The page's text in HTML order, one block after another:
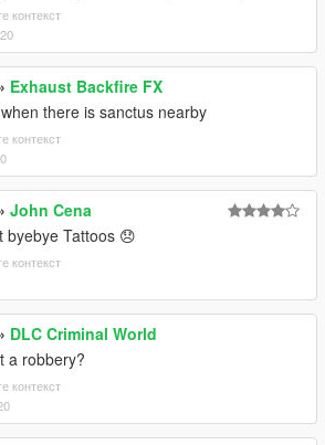
контекст
Exhaust Backfire FX
there is sanctus nearby
контекст
John Cena
byebye Tattoos 😞
контекст
DLC Criminal World
a robbery?
контекст